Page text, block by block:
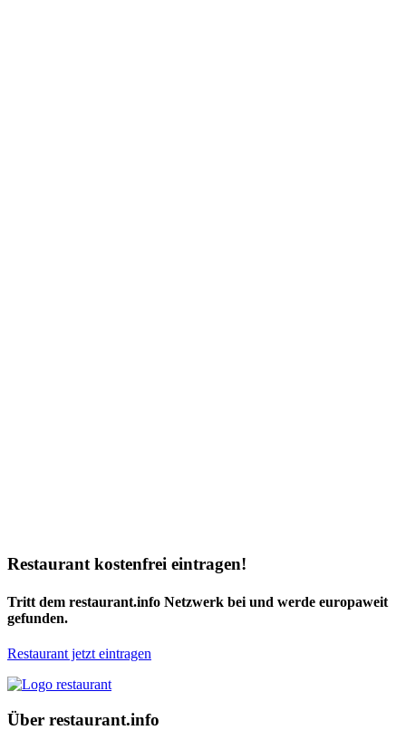
Restaurant kostenfrei eintragen!
Tritt dem restaurant.info Netzwerk bei und werde europaweit
gefunden.
Restaurant jetzt eintragen
Über restaurant.info